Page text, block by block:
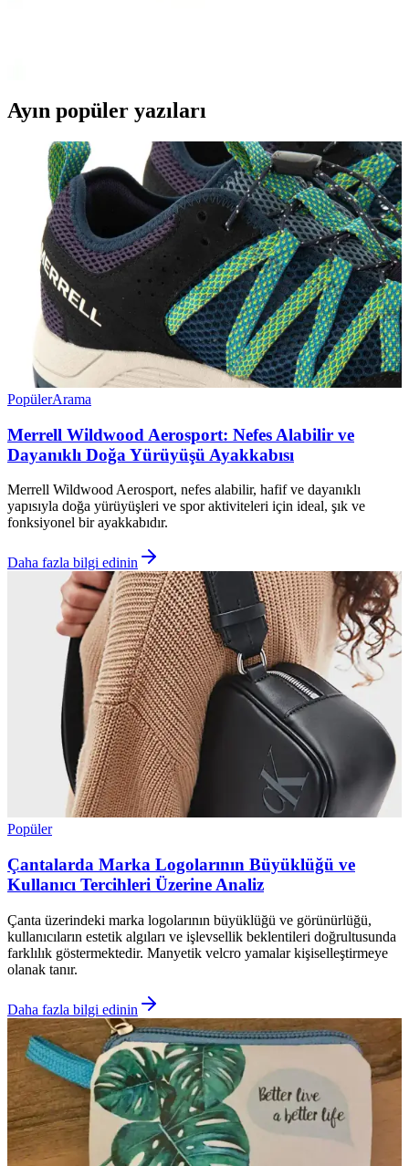
Ayın popüler yazıları
PopülerArama
Merrell Wildwood Aerosport: Nefes Alabilir ve
Dayanıklı Doğa Yürüyüşü Ayakkabısı
Merrell Wildwood Aerosport, nefes alabilir, hafif ve dayanıklı
yapısıyla doğa yürüyüşleri ve spor aktiviteleri için ideal, şık ve
fonksiyonel bir ayakkabıdır.
Daha fazla bilgi edinin
Popüler
Çantalarda Marka Logolarının Büyüklüğü ve
Kullanıcı Tercihleri Üzerine Analiz
Çanta üzerindeki marka logolarının büyüklüğü ve görünürlüğü,
kullanıcıların estetik algıları ve işlevsellik beklentileri doğrultusunda
farklılık göstermektedir. Manyetik velcro yamalar kişiselleştirmeye
olanak tanır.
Daha fazla bilgi edinin